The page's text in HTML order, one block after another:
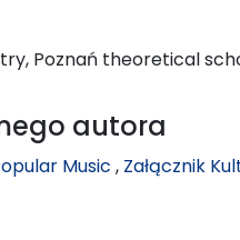
Poznań theoretical
autora
Music , Załącznik